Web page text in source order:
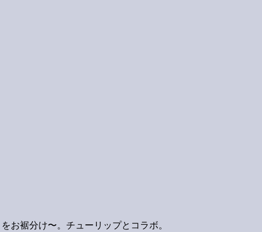
お裾分け〜。チューリップとコラボ。